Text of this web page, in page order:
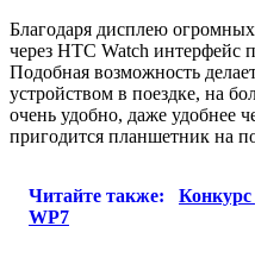
Благодаря дисплею
через HTC Watch интерфейс
Подобная возможность
устройством в поездке, на
очень удобно, даже удобнее
пригодится планшетник на
Читайте также:
WP7